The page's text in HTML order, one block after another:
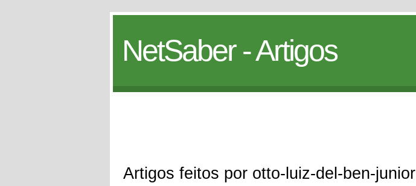
NetSaber - Artigos
Artigos feitos por otto-luiz-del-ben-junior